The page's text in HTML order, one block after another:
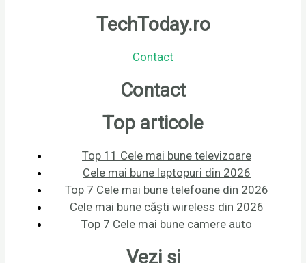
TechToday.ro
Contact
Contact
Top articole
Top 11 Cele mai bune televizoare
Cele mai bune laptopuri din 2026
Top 7 Cele mai bune telefoane din 2026
Cele mai bune căști wireless din 2026
Top 7 Cele mai bune camere auto
Vezi și